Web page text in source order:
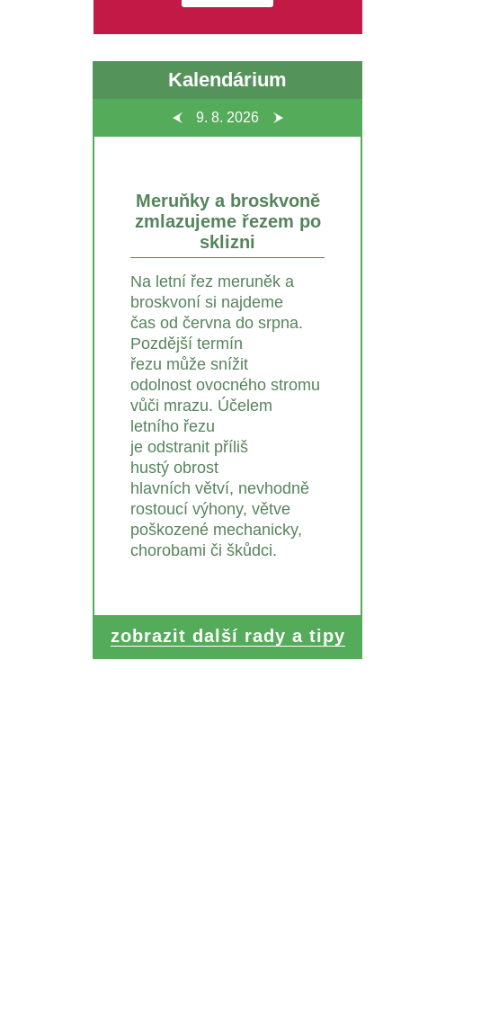
Kalendárium
9. 8. 2026
Meruňky a broskvoně
zmlazujeme řezem po
sklizni
Na letní řez meruněk a
broskvoní si najdeme
čas od června do srpna.
Pozdější termín
řezu může snížit
odolnost ovocného stromu
vůči mrazu. Účelem
letního řezu
je odstranit příliš
hustý obrost
hlavních větví, nevhodně
rostoucí výhony, větve
poškozené mechanicky,
chorobami či škůdci.
zobrazit další rady a tipy